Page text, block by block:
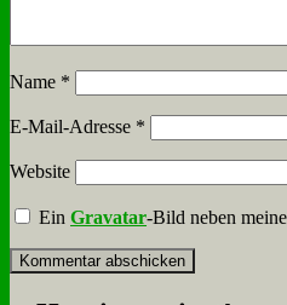
Name *
E-Mail-Adresse *
Website
EinGravatar-Bild neben